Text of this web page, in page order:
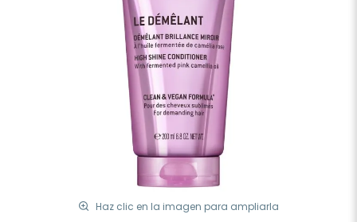
Haz clic en la imagen para ampliarla